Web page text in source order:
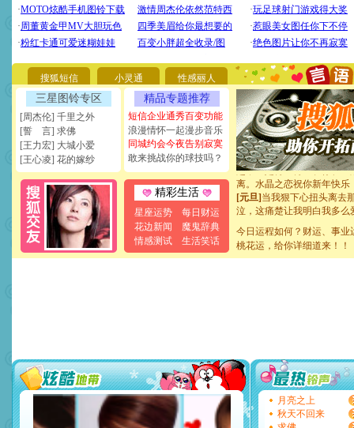
搜狐短信 小灵通 性感丽人
三星图铃专区
[周杰伦] 千里之外
[誓 言] 求佛
[王力宏] 大城小爱
[王心凌] 花的嫁纱
精品专题推荐
短信企业通秀百变功能
浪漫情怀一起漫步音乐
同城约会今夜告别寂寞
敢来挑战你的球技吗？
精彩生活
星座运势
每日财运
花边新闻
魔鬼辞典
情感测试
生活笑话
你太多，只有给你五千万
要平安！千万要知足！千
[圣诞节]不只这样的日子才
能正大光明地骚扰你,告诉
天都要快乐噢!
[圣诞节]奉上一颗祝福的心,
如意,快乐,鲜花,一切美好的
[元旦]看到你我会触电；看
断电。爱你是我职业，想
你是我专业！水晶之恋祝你
[元旦]如果上天让我许三个
起；二是再生再世和你在
离。水晶之恋祝你新年快乐
[元旦]当我狠下心扭头离去
泣，这痛楚让我明白我多
卖了。水晶之恋祝你新年快
颜！冬去春来似水如烟，
道一声平安！新年吉祥万事
天都要快乐噢!
[圣诞节]奉上一颗祝福的心,
如意,快乐,鲜花,一切美好
[元旦]
看到你我会触电；
断电。爱你是我职业，想
今日运程如何？财运、事业
桃花运，给你详细道来！！
月亮之上
秋天不回来